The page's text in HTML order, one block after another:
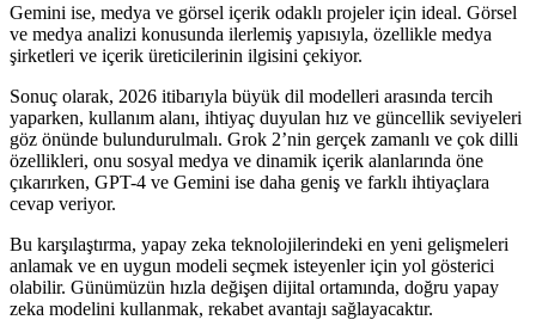
Gemini ise, medya ve görsel içerik odaklı projeler için ideal. Görsel
ve medya analizi konusunda ilerlemiş yapısıyla, özellikle medya
şirketleri ve içerik üreticilerinin ilgisini çekiyor.
Sonuç olarak, 2026 itibarıyla büyük dil modelleri arasında tercih
yaparken, kullanım alanı, ihtiyaç duyulan hız ve güncellik seviyeleri
göz önünde bulundurulmalı. Grok 2’nin gerçek zamanlı ve çok dilli
özellikleri, onu sosyal medya ve dinamik içerik alanlarında öne
çıkarırken, GPT-4 ve Gemini ise daha geniş ve farklı ihtiyaçlara
cevap veriyor.
Bu karşılaştırma, yapay zeka teknolojilerindeki en yeni gelişmeleri
anlamak ve en uygun modeli seçmek isteyenler için yol gösterici
olabilir. Günümüzün hızla değişen dijital ortamında, doğru yapay
zeka modelini kullanmak, rekabet avantajı sağlayacaktır.